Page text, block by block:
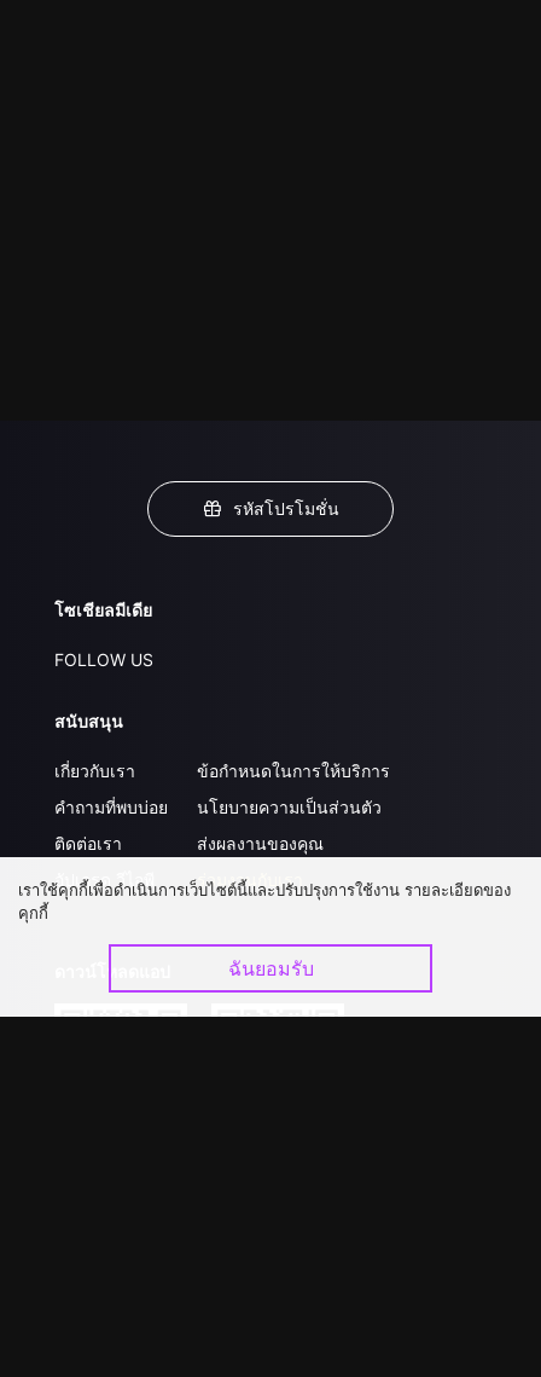
รหัสโปรโมชั่น
โซเชียลมีเดีย
FOLLOW US
สนับสนุน
เกี่ยวกับเรา
คำถามที่พบบ่อย
ติดต่อเรา
อัปเกรด วีไอพี
ข้อกำหนดในการให้บริการ
นโยบายความเป็นส่วนตัว
ส่งผลงานของคุณ
ร่วมงานกับเรา
เราใช้คุกกี้เพื่อดำเนินการเว็บไซต์นี้และปรับปรุงการใช้งาน รายละเอียดของ
คุกกี้
ฉันยอมรับ